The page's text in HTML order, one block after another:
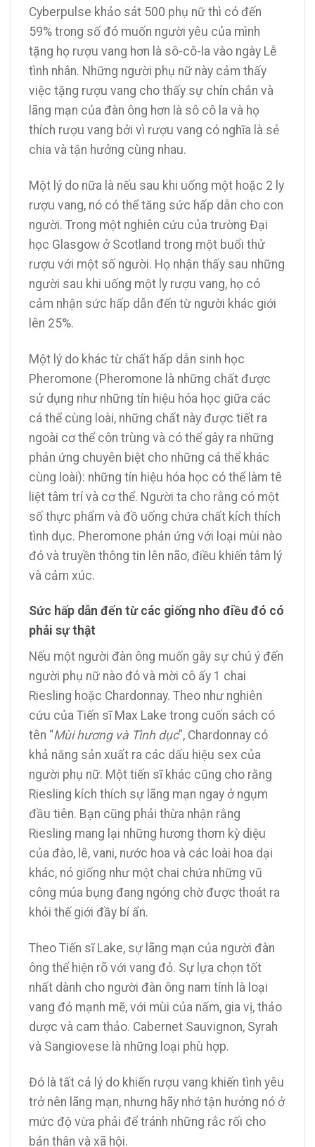
Cyberpulse khảo sát 500 phụ nữ thì có đến
59% trong số đó muốn người yêu của mình
tặng họ rượu vang hơn là sô-cô-la vào ngày Lễ
tình nhân. Những người phụ nữ này cảm thấy
việc tặng rượu vang cho thấy sự chín chắn và
lãng mạn của đàn ông hơn là sô cô la và họ
thích rượu vang bởi vì rượu vang có nghĩa là sẻ
chia và tận hưởng cùng nhau.
Một lý do nữa là nếu sau khi uống một hoặc 2 ly
rượu vang, nó có thể tăng sức hấp dẫn cho con
người. Trong một nghiên cứu của trường Đại
học Glasgow ở Scotland trong một buổi thử
rượu với một số người. Họ nhận thấy sau những
người sau khi uống một ly rượu vang, họ có
cảm nhận sức hấp dẫn đến từ người khác giới
lên 25%.
Một lý do khác từ chất hấp dẫn sinh học
Pheromone (Pheromone là những chất được
sử dụng như những tín hiệu hóa học giữa các
cá thể cùng loài, những chất này được tiết ra
ngoài cơ thể côn trùng và có thể gây ra những
phản ứng chuyên biệt cho những cá thể khác
cùng loài): những tín hiệu hóa học có thể làm tê
liệt tâm trí và cơ thể. Người ta cho rằng có một
số thực phẩm và đồ uống chứa chất kích thích
tình dục. Pheromone phản ứng với loại mùi nào
đó và truyền thông tin lên não, điều khiến tâm lý
và cảm xúc.
Sức hấp dẫn đến từ các giống nho điều đó có
phải sự thật
Nếu một người đàn ông muốn gây sự chú ý đến
người phụ nữ nào đó và mời cô ấy 1 chai
Riesling hoặc Chardonnay. Theo như nghiên
cứu của Tiến sĩ Max Lake trong cuốn sách có
tên “Mùi hương và Tình dục”, Chardonnay có
khả năng sản xuất ra các dấu hiệu sex của
người phụ nữ. Một tiến sĩ khác cũng cho rằng
Riesling kích thích sự lãng mạn ngay ở ngụm
đầu tiên. Bạn cũng phải thừa nhận rằng
Riesling mang lại những hương thơm kỳ diệu
của đào, lê, vani, nước hoa và các loài hoa dại
khác, nó giống như một chai chứa những vũ
công múa bụng đang ngóng chờ được thoát ra
khỏi thế giới đầy bí ẩn.
Theo Tiến sĩ Lake, sự lãng mạn của người đàn
ông thể hiện rõ với vang đỏ. Sự lựa chọn tốt
nhất dành cho người đàn ông nam tính là loại
vang đỏ mạnh mẽ, với mùi của nấm, gia vị, thảo
dược và cam thảo. Cabernet Sauvignon, Syrah
và Sangiovese là những loại phù hợp.
Đó là tất cả lý do khiến rượu vang khiến tình yêu
trở nên lãng mạn, nhưng hãy nhớ tận hưởng nó ở
mức độ vừa phải để tránh những rắc rối cho
bản thân và xã hội.